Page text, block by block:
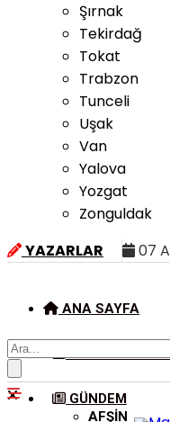
Şırnak
Tekirdağ
Tokat
Trabzon
Tunceli
Uşak
Van
Yalova
Yozgat
Zonguldak
YAZARLAR
07
ANA SAYFA
AFŞIN
GÜNDEM